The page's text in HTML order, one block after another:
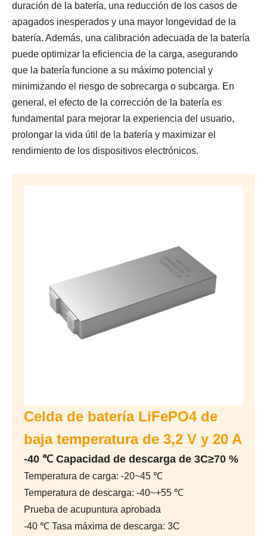
duración de la batería, una reducción de los casos de
apagados inesperados y una mayor longevidad de la
batería. Además, una calibración adecuada de la batería
puede optimizar la eficiencia de la carga, asegurando
que la batería funcione a su máximo potencial y
minimizando el riesgo de sobrecarga o subcarga. En
general, el efecto de la corrección de la batería es
fundamental para mejorar la experiencia del usuario,
prolongar la vida útil de la batería y maximizar el
rendimiento de los dispositivos electrónicos.
Celda de batería LiFePO4 de
baja temperatura de 3,2 V y 20 A
-40 ℃ Capacidad de descarga de 3C≥70 %
Temperatura de carga: -20~45 ℃
Temperatura de descarga: -40~+55 ℃
Prueba de acupuntura aprobada
-40 ℃ Tasa máxima de descarga: 3C